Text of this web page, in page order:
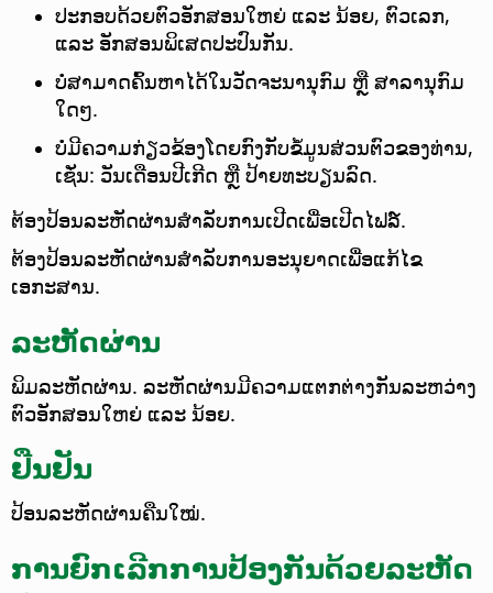
ປະກອບດ້ວຍຕົວອັກສອນໃຫຍ່ ແລະ ນ້ອຍ, ຕົວເລກ,
ແລະ ອັກສອນພິເສດປະປົນກັນ.
ບໍ່ສາມາດຄົ້ນຫາໄດ້ໃນວັດຈະນານຸກົມ ຫຼື ສາລານຸກົມ
ໃດໆ.
ບໍ່ມີຄວາມກ່ຽວຂ້ອງໂດຍກົງກັບຂໍ້ມູນສ່ວນຕົວຂອງທ່ານ,
ເຊັ່ນ: ວັນເດືອນປີເກີດ ຫຼື ປ້າຍທະບຽນລົດ.
ຕ້ອງປ້ອນລະຫັດຜ່ານສຳລັບການເປີດເພື່ອເປີດໄຟລ໌.
ຕ້ອງປ້ອນລະຫັດຜ່ານສຳລັບການອະນຸຍາດເພື່ອແກ້ໄຂ
ເອກະສານ.
ລະຫັດຜ່ານ
ພິມລະຫັດຜ່ານ. ລະຫັດຜ່ານມີຄວາມແຕກຕ່າງກັນລະຫວ່າງ
ຕົວອັກສອນໃຫຍ່ ແລະ ນ້ອຍ.
ຢືນຢັນ
ປ້ອນລະຫັດຜ່ານຄືນໃໝ່.
ການຍົກເລີກການປ້ອງກັນດ້ວຍລະຫັດ